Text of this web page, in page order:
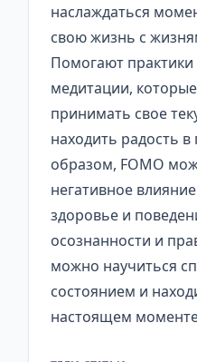
наслаждаться
свою жизнь с
Помогают практики
медитации,
принимать свое
находить радость
образом, FOMO
негативное
здоровье и
осознанности и
можно научиться
состоянием и
настоящем